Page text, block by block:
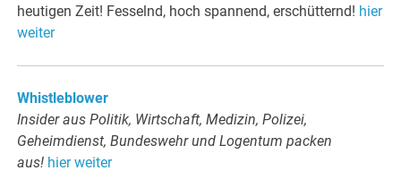
heutigen Zeit! Fesselnd, hoch spannend, erschütternd! hier
weiter
Whistleblower
Insider aus Politik, Wirtschaft, Medizin, Polizei,
Geheimdienst, Bundeswehr und Logentum packen
aus! hier weiter